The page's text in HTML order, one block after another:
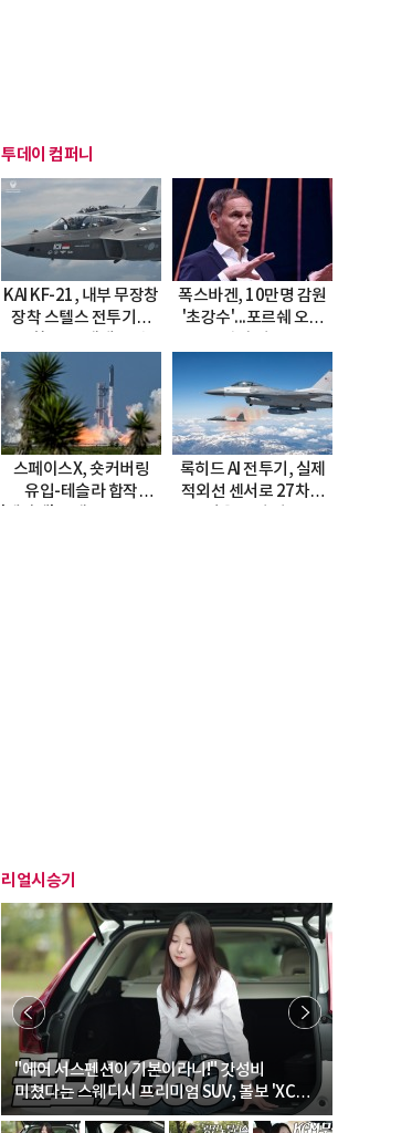
투데이 컴퍼니
KAI KF-21, 내부 무장창
장착 스텔스 전투기로
폭스바겐, 10만명 감원
'초강수'...포르쉐 오너
스페이스X, 숏커버링
유입-테슬라 합작
록히드 AI 전투기, 실제
적외선 센서로 27차례
리얼시승기
"에어 서스펜션이 기본이라니!" 갓성비
미쳤다는 스웨디시 프리미엄 SUV, 볼보 'XC60
B5 울트라'